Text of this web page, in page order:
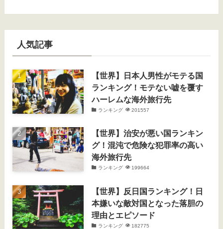
人気記事
【世界】日本人男性がモテる国
ランキング！モテない嘘を覆す
ハーレムな海外旅行先
ランキング 201557
【世界】治安が悪い国ランキン
グ！混沌で危険な犯罪率の高い
海外旅行先
ランキング 199664
【世界】反日国ランキング！日
本嫌いな敵対国となった落胆の
理由とエピソード
ランキング 182775